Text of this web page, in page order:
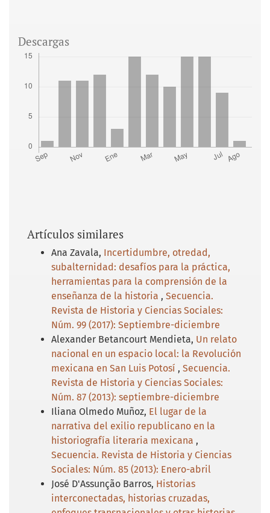
Descargas
Artículos similares
Ana Zavala, Incertidumbre, otredad,
subalternidad: desafíos para la práctica,
herramientas para la comprensión de la
enseñanza de la historia , Secuencia.
Revista de Historia y Ciencias Sociales:
Núm. 99 (2017): Septiembre-diciembre
Alexander Betancourt Mendieta, Un relato
nacional en un espacio local: la Revolución
mexicana en San Luis Potosí , Secuencia.
Revista de Historia y Ciencias Sociales:
Núm. 87 (2013): septiembre-diciembre
Iliana Olmedo Muñoz, El lugar de la
narrativa del exilio republicano en la
historiografía literaria mexicana ,
Secuencia. Revista de Historia y Ciencias
Sociales: Núm. 85 (2013): Enero-abril
José D'Assunção Barros, Historias
interconectadas, historias cruzadas,